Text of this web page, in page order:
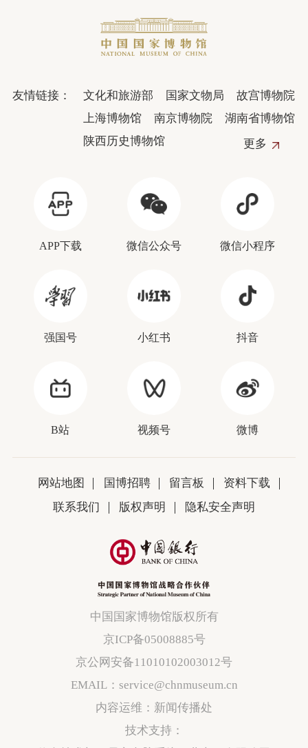
友情链接： 文化和旅游部 国家文物局
故宫博物院
上海博物馆
南京博物院
湖南省博物馆
陕西历史博物馆
更多
APP下载 微信公众号 微信小程序
强国号 小红书 抖音
B站 视频号 微博
网站地图 国博招聘 留言板
资料下载
联系我们
版权声明 隐私安全声明
中国国家博物馆版权所有
京ICP备05008885号
京公网安备11010102003012号
EMAIL：service@chnmuseum.cn
内容运维：新闻传播处
技术支持：